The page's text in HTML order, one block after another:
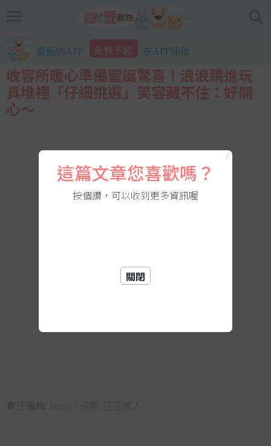
愛寵物APP 免費下載 在APP開啟
收容所暖心準備聖誕驚喜！浪浪跳進玩
具堆裡「仔細挑選」笑容藏不住：好開
心～
責任編輯: / 分類: 汪汪感人
X
這篇文章您喜歡嗎？
按個讚，可以收到更多資訊喔
關閉